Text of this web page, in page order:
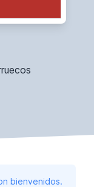
bienvenidos.